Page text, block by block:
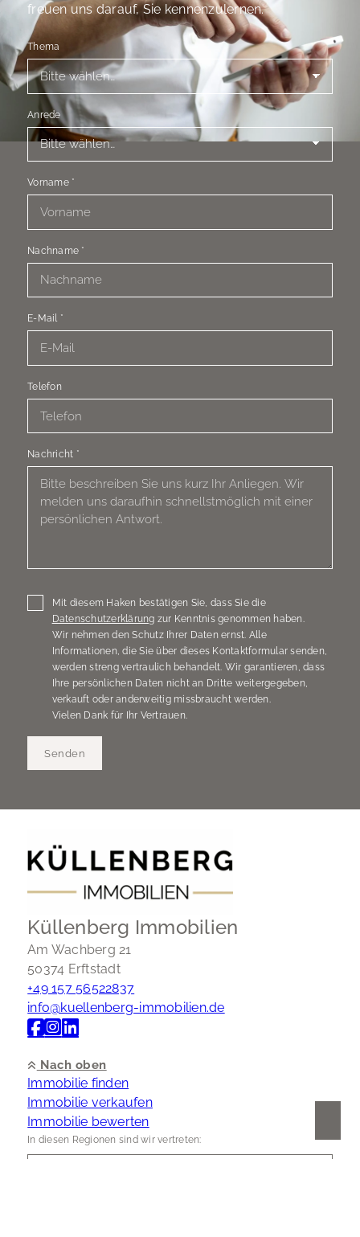
freuen uns darauf, Sie kennenzulernen.
Thema
Anrede
Vorname *
Nachname *
E-Mail *
Telefon
Nachricht *
Mit diesem Haken bestätigen Sie, dass Sie die
Datenschutzerklärung zur Kenntnis genommen haben.
Wir nehmen den Schutz Ihrer Daten ernst. Alle
Informationen, die Sie über dieses Kontaktformular senden,
werden streng vertraulich behandelt. Wir garantieren, dass
Ihre persönlichen Daten nicht an Dritte weitergegeben,
verkauft oder anderweitig missbraucht werden.
Vielen Dank für Ihr Vertrauen.
Senden
Küllenberg Immobilien
Am Wachberg 21
50374 Erftstadt
+49 157 56522837
info@kuellenberg-immobilien.de
In diesen Regionen sind wir vertreten:
Nach oben
Immobilie finden
Immobilie verkaufen
Immobilie bewerten